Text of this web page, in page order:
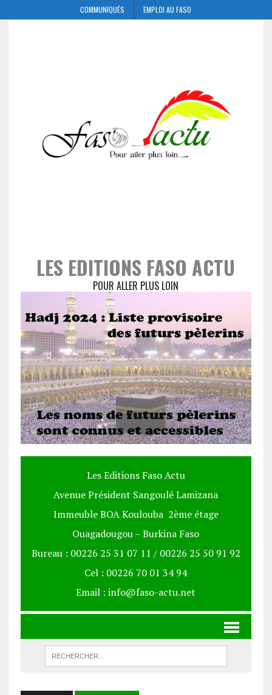
COMMUNIQUÉS EMPLOI AU FASO
LES EDITIONS FASO ACTU
POUR ALLER PLUS LOIN
Les Editions Faso Actu
Avenue Président Sangoulé Lamizana
Immeuble BOA Koulouba 2ème étage
Ouagadougou – Burkina Faso
Bureau : 00226 25 31 07 11 / 00226 25 50 91 92
Cel : 00226 70 01 34 94
Email : info@faso-actu.net